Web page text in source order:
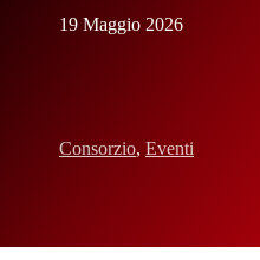
19 Maggio 2026
Consorzio, Eventi